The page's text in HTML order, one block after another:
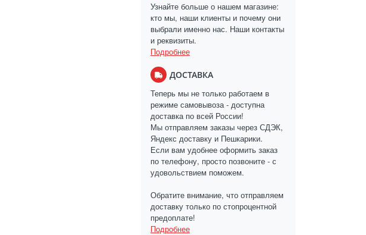
Узнайте больше о нашем магазине:
кто мы, наши клиенты и почему они
выбрали именно нас. Наши контакты
и реквизиты.
Подробнее
ДОСТАВКА
Теперь мы не только работаем в
режиме самовывоза - доступна
доставка по всей России!
Мы отправляем заказы через СДЭК,
Яндекс доставку и Пешкарики.
Если вам удобнее оформить заказ
по телефону, просто позвоните - с
удовольствием поможем.
Обратите внимание, что отправляем
доставку только по стопроцентной
предоплате!
Подробнее